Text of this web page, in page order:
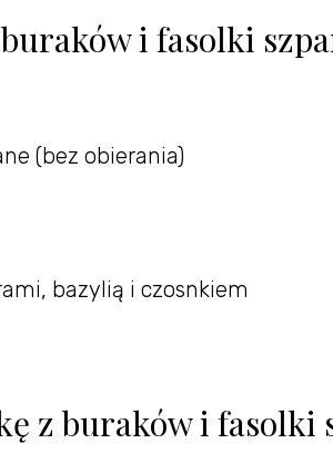
i fasolki
(bez obierania)
bazylią i czosnkiem
z buraków i fasolki